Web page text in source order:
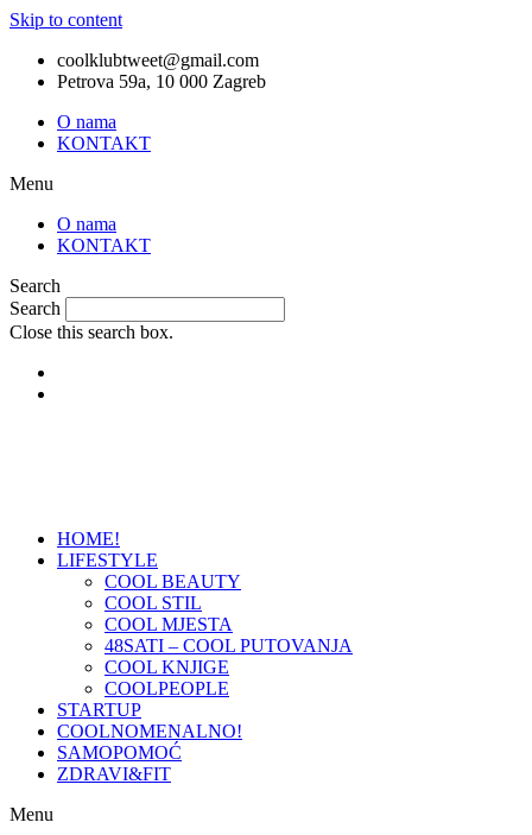
Skip to content
coolklubtweet@gmail.com
Petrova 59a, 10 000 Zagreb
O nama
KONTAKT
Menu
O nama
KONTAKT
Search
Search
Close this search box.
HOME!
LIFESTYLE
COOL BEAUTY
COOL STIL
COOL MJESTA
48SATI – COOL PUTOVANJA
COOL KNJIGE
COOLPEOPLE
STARTUP
COOLNOMENALNO!
SAMOPOMOĆ
ZDRAVI&FIT
Menu